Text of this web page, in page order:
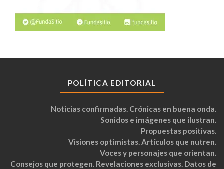
POLÍTICA EDITORIAL
Noticias confirmadas. Crónicas en buena onda.
Sonidos e imágenes que ilustran.
Propuestas positivas.
Visiones optimistas. Artículos que nutren.
Voces y personajes que orientan.
Consejos que protegen. Revelaciones exclusivas. Datos de